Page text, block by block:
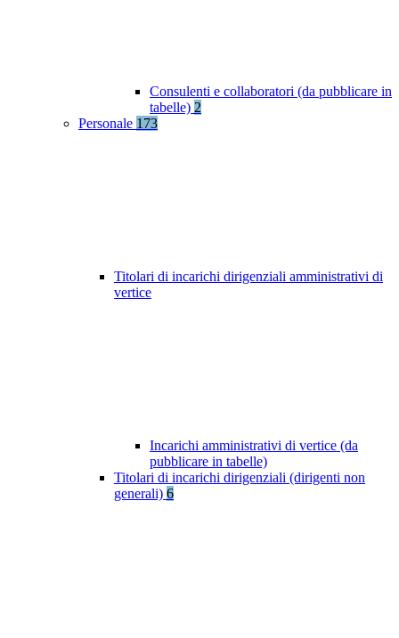
Consulenti e collaboratori (da pubblicare in
tabelle) 2
Personale 173
Titolari di incarichi dirigenziali amministrativi di
vertice
Incarichi amministrativi di vertice (da
pubblicare in tabelle)
Titolari di incarichi dirigenziali (dirigenti non
generali) 6